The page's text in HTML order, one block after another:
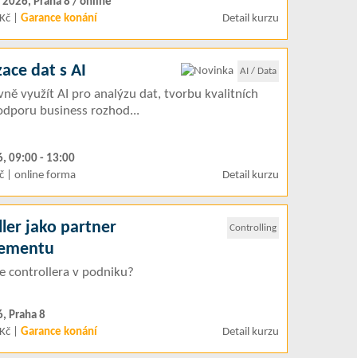
| Garance konání Detail kurzu
dat s AI
využít AI pro analýzu dat, tvorbu kvalitních
business rozhod...
09:00 - 13:00
| online forma
AI / Data
Detail kurzu
jako partner
controllera v podniku?
Praha 8
| Garance konání
Controlling
Detail kurzu